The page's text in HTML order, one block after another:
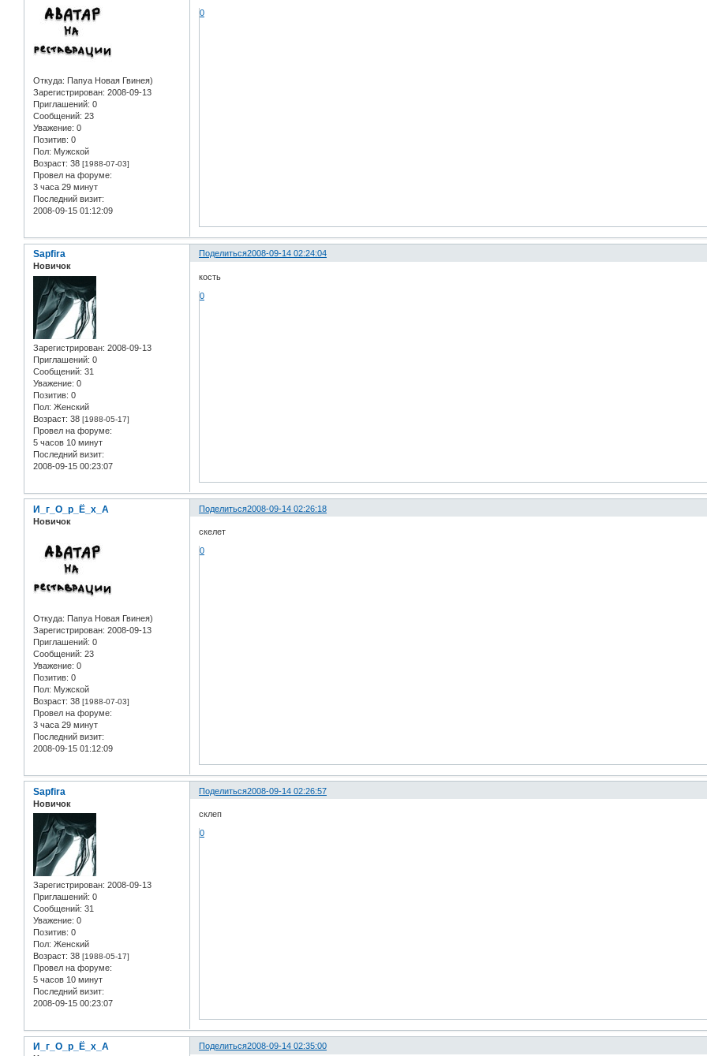
Откуда: Папуа Новая Гвинея)
Зарегистрирован: 2008-09-13
Приглашений: 0
Сообщений: 23
Уважение: 0
Позитив: 0
Пол: Мужской
Возраст: 38 [1988-07-03]
Провел на форуме:
3 часа 29 минут
Последний визит:
2008-09-15 01:12:09
0
Поделиться2008-09-14 02:24:04
Sapfira
Новичок
Зарегистрирован: 2008-09-13
Приглашений: 0
Сообщений: 31
Уважение: 0
Позитив: 0
Пол: Женский
Возраст: 38 [1988-05-17]
Провел на форуме:
5 часов 10 минут
Последний визит:
2008-09-15 00:23:07
кость
0
Поделиться2008-09-14 02:26:18
И_г_О_р_Ё_х_А
Новичок
Откуда: Папуа Новая Гвинея)
Зарегистрирован: 2008-09-13
Приглашений: 0
Сообщений: 23
Уважение: 0
Позитив: 0
Пол: Мужской
Возраст: 38 [1988-07-03]
Провел на форуме:
3 часа 29 минут
Последний визит:
2008-09-15 01:12:09
скелет
0
Поделиться2008-09-14 02:26:57
Sapfira
Новичок
Зарегистрирован: 2008-09-13
Приглашений: 0
Сообщений: 31
Уважение: 0
Позитив: 0
Пол: Женский
Возраст: 38 [1988-05-17]
Провел на форуме:
5 часов 10 минут
Последний визит:
2008-09-15 00:23:07
склеп
0
Поделиться2008-09-14 02:35:00
И_г_О_р_Ё_х_А